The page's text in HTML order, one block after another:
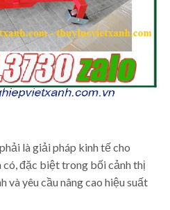
là giải pháp kinh tế cho
có, đặc biệt trong bối cảnh thị
và yêu cầu nâng cao hiệu suất